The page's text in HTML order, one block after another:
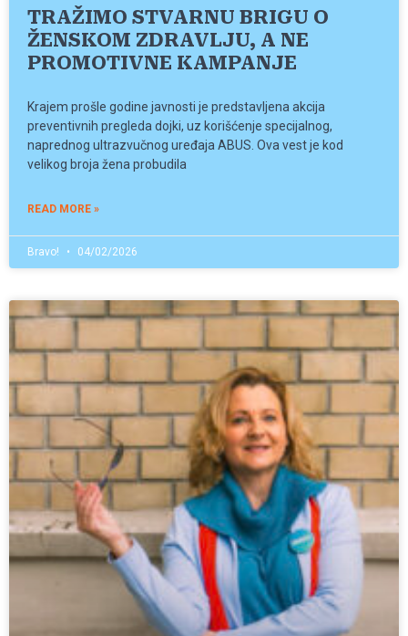
TRAŽIMO STVARNU BRIGU O
ŽENSKOM ZDRAVLJU, A NE
PROMOTIVNE KAMPANJE
Krajem prošle godine javnosti je predstavljena akcija
preventivnih pregleda dojki, uz korišćenje specijalnog,
naprednog ultrazvučnog uređaja ABUS. Ova vest je kod
velikog broja žena probudila
READ MORE »
Bravo! 04/02/2026